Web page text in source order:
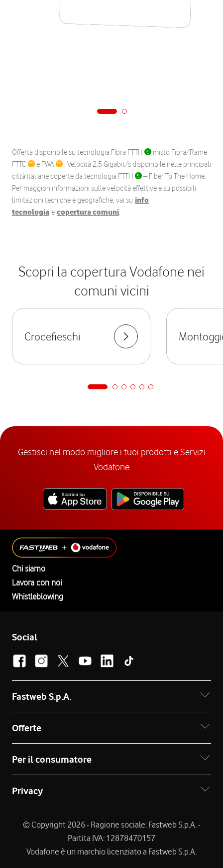
Offerta disponibile su tecnologia Fibra FTTH
misto Fibra/Rame
FTTC
e FWA
. Velocità 2,5 Gigabit/s disponibile nelle principali
città italiane coperte da tecnologia FTTH
– Fiber To The Home.
Per maggiori informazioni sulle velocità effettive e su possibili
limitazioni tecniche e geografiche, vai su info
tecnologia e copertura comuni.
Scopri la copertura Vodafone nei
comuni vicini
Crocefieschi
Gestisci nel modo migliore i tuoi prodotti e Servizi
Vodafone
Chi siamo
Lavora con noi
Whistleblowing
Social
Fastweb S.p.A.
Offerte
Per il consumatore
Privacy
© Copyright 2026 - Ragione sociale: Fastweb S.p.A. -
Partita IVA: 12878470157
Vodafone è un marchio licenziato a Fastweb S.p.A.